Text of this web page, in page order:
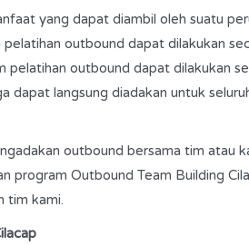
yang dapat diambil oleh suatu
pelatihan outbound dapat dilakukan
pelatihan outbound dapat dilakukan
dapat langsung diadakan untuk
outbound bersama tim atau
program Outbound Team Building
tim kami.